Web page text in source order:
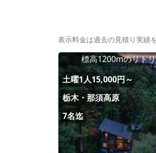
表示料金は過去の見積り実績
標高1200mのリト
土曜1人15,000円～
栃木・那須高原
7名迄